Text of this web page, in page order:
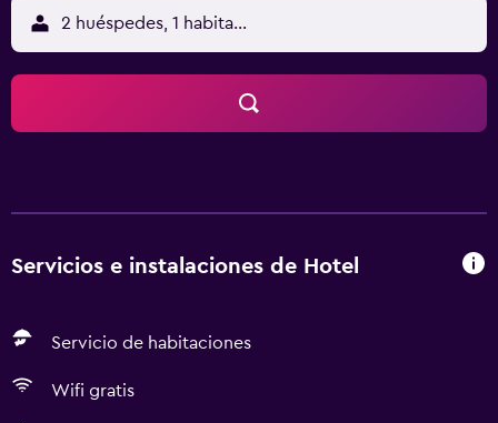
2 huéspedes, 1 habitación
Servicios e instalaciones de Hotel
Servicio de habitaciones
Wifi gratis